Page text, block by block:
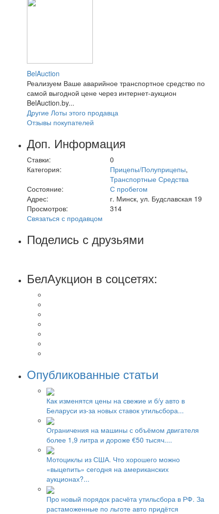
BelAuction
Реализуем Ваше аварийное транспортное средство по
самой выгодной цене через интернет-аукцион
BelAuction.by...
Другие Лоты этого продавца
Отзывы покупателей
Доп. Информация
Ставки:
0
Категория:
Прицепы/Полуприцепы,
Транспортные Средства
Состояние:
С пробегом
Адрес:
г. Минск, ул. Будславская 19
Просмотров:
314
Связаться с продавцом
Поделись с друзьями
БелАукцион в соцсетях:
Опубликованные статьи
Как изменятся цены на свежие и б/у авто в
Беларуси из-за новых ставок утильсбора...
Ограничения на машины с объёмом двигателя
более 1,9 литра и дороже €50 тысяч....
Мотоциклы из США. Что хорошего можно
«выцепить» сегодня на американских
аукционах?...
Про новый порядок расчёта утильсбора в РФ. За
растаможенные по льготе авто придётся